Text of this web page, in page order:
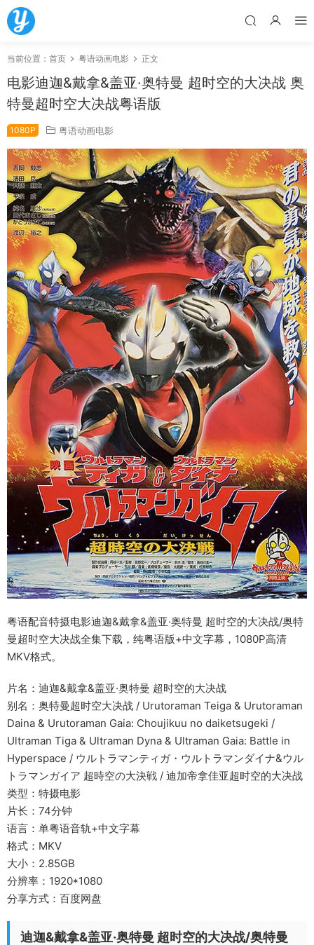
当前位置： 首页 粤语动画电影 正文
电影迪迦&戴拿&盖亚·奥特曼 超时空的大决战 奥
特曼超时空大决战粤语版
1080P 粤语动画电影
粤语配音特摄电影迪迦&戴拿&盖亚·奥特曼 超时空的大决战/奥特
曼超时空大决战全集下载，纯粤语版+中文字幕，1080P高清
MKV格式。
片名：迪迦&戴拿&盖亚·奥特曼 超时空的大决战
别名：奥特曼超时空大决战 / Urutoraman Teiga & Urutoraman
Daina & Urutoraman Gaia: Choujikuu no daiketsugeki /
Ultraman Tiga & Ultraman Dyna & Ultraman Gaia: Battle in
Hyperspace / ウルトラマンティガ・ウルトラマンダイナ&ウル
トラマンガイア 超時空の大決戦 / 迪加帝拿佳亚超时空的大决战
类型：特摄电影
片长：74分钟
语言：单粤语音轨+中文字幕
格式：MKV
大小：2.85GB
分辨率：1920*1080
分享方式：百度网盘
迪迦&戴拿&盖亚·奥特曼 超时空的大决战/奥特曼